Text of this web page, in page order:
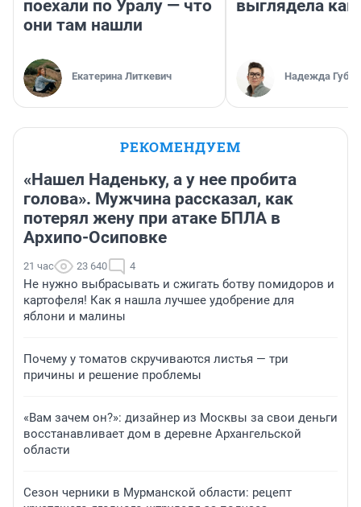
поехали по Уралу — что
они там нашли
Екатерина Литкевич
выглядела как
Надежда
РЕКОМЕНДУЕМ
«Нашел Наденьку, а у нее пробита
голова». Мужчина рассказал, как
потерял жену при атаке БПЛА в
Архипо-Осиповке
21 час 23 640 4
Не нужно выбрасывать и сжигать ботву помидоров и
картофеля! Как я нашла лучшее удобрение для
яблони и малины
Почему у томатов скручиваются листья — три
причины и решение проблемы
«Вам зачем он?»: дизайнер из Москвы за свои деньги
восстанавливает дом в деревне Архангельской
области
Сезон черники в Мурманской области: рецепт